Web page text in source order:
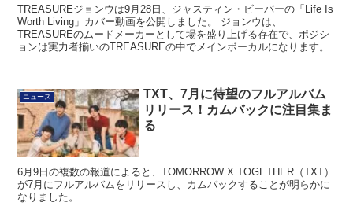
TREASUREジョンウは9月28日、ジャスティン・ビーバーの「Life Is
Worth Living」カバー動画を公開しました。 ジョンウは、
TREASUREのムードメーカーとして場を盛り上げる存在で、ポジシ
ョンは実力者揃いのTREASUREの中でメインボーカルになります。
ニュース
TXT、7月に待望のフルアルバム
リリース！カムバックに注目集ま
る
6月9日の複数の報道によると、TOMORROW X TOGETHER（TXT）
が7月にフルアルバムをリリースし、カムバックすることが明らかに
なりました。